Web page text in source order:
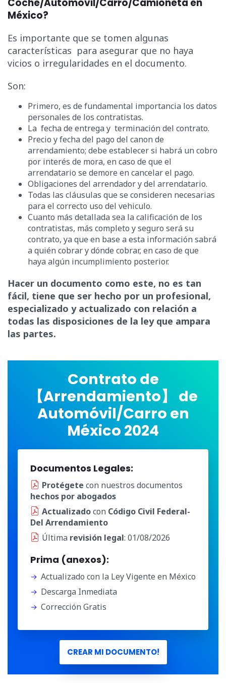
Coche/Automóvil/Carro/Camioneta en
México?
Es importante que se tomen algunas
características para asegurar que no haya
vicios o irregularidades en el documento.
Son:
Primero, es de fundamental importancia los datos
personales de los contratistas.
La fecha de entrega y terminación del contrato.
Precio y fecha del pago del canon de
arrendamiento; debe establecer si habrá un cobro
por interés de mora, en caso de que el
arrendatario se demore en cancelar el pago.
Obligaciones del arrendador y del arrendatario.
Todas las cláusulas que se consideren necesarias
para el correcto uso del vehiculo.
Cuanto más detallada sea la calificación de los
contratistas, más completo y seguro será su
contrato, ya que en base a esta información sabrá
a quién cobrar y dónde cobrar, en caso de que
haya algún incumplimiento posterior.
Hacer un documento como este, no es tan
fácil, tiene que ser hecho por un profesional,
especializado y actualizado con relación a
todas las disposiciones de la ley que ampara
las partes.
Contrato de
【Arrendamiento】 de
Automóvil/Carro en
México 2024
Documentos Legales:
Protégete con nuestros documentos
hechos por abogados
Actualizadocon Código Civil Federal-
Del Arrendamiento
Última revisión legal: 01/08/2026
Prima (anexos):
Actualizado con la Ley Vigente en México
Descarga Inmediata
Corrección Gratis
CREAR MI DOCUMENTO!